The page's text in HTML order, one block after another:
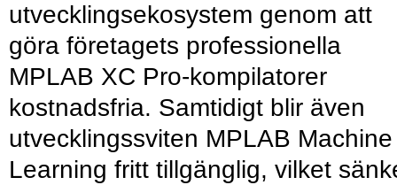
utvecklingsekosystem genom att
göra företagets professionella
MPLAB XC Pro-kompilatorer
kostnadsfria. Samtidigt blir även
utvecklingssviten MPLAB Machine
Learning fritt tillgänglig, vilket